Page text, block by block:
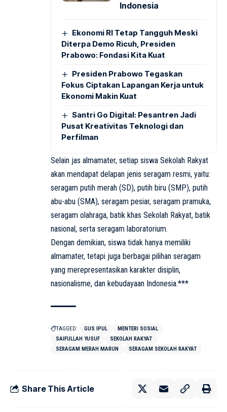
Indonesia
Ekonomi RI Tetap Tangguh Meski
Diterpa Demo Ricuh, Presiden
Prabowo: Fondasi Kita Kuat
Presiden Prabowo Tegaskan
Fokus Ciptakan Lapangan Kerja untuk
Ekonomi Makin Kuat
Santri Go Digital: Pesantren Jadi
Pusat Kreativitas Teknologi dan
Perfilman
Selain jas almamater, setiap siswa Sekolah Rakyat
akan mendapat delapan jenis seragam resmi, yaitu:
seragam putih merah (SD), putih biru (SMP), putih
abu-abu (SMA), seragam pesiar, seragam pramuka,
seragam olahraga, batik khas Sekolah Rakyat, batik
nasional, serta seragam laboratorium.
Dengan demikian, siswa tidak hanya memiliki
almamater, tetapi juga berbagai pilihan seragam
yang merepresentasikan karakter disiplin,
nasionalisme, dan kebudayaan Indonesia.***
TAGGED: GUS IPUL
MENTERI SOSIAL
SAIFULLAH YUSUF
SEKOLAH RAKYAT
SERAGAM MERAH MARUN
SERAGAM SEKOLAH RAKYAT
Share This Article